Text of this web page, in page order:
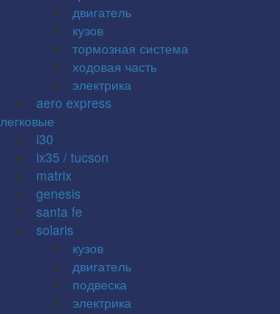
двигатель
кузов
тормозная система
ходовая часть
электрика
aero express
легковые
i30
ix35 / tucson
matrix
genesis
santa fe
solaris
кузов
двигатель
подвеска
электрика